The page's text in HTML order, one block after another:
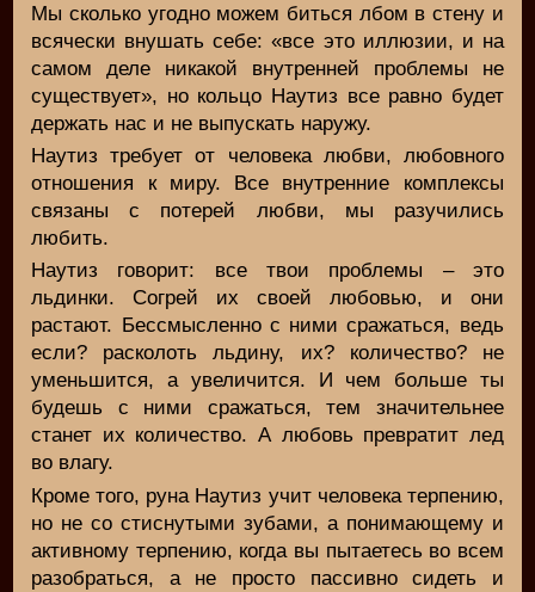
Мы сколько угодно можем биться лбом в стену и
всячески внушать себе: «все это иллюзии, и на
самом деле никакой внутренней проблемы не
существует», но кольцо Наутиз все равно будет
держать нас и не выпускать наружу.
Наутиз требует от человека любви, любовного
отношения к миру. Все внутренние комплексы
связаны с потерей любви, мы разучились
любить.
Наутиз говорит: все твои проблемы – это
льдинки. Согрей их своей любовью, и они
растают. Бессмысленно с ними сражаться, ведь
если? расколоть льдину, их? количество? не
уменьшится, а увеличится. И чем больше ты
будешь с ними сражаться, тем значительнее
станет их количество. А любовь превратит лед
во влагу.
Кроме того, руна Наутиз учит человека терпению,
но не со стиснутыми зубами, а понимающему и
активному терпению, когда вы пытаетесь во всем
разобраться, а не просто пассивно сидеть и